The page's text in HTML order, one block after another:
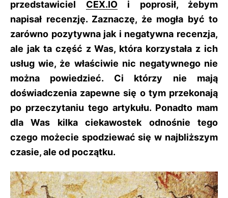
przedstawiciel CEX.IOi poprosił, żebym
napisał recenzję. Zaznaczę, że mogła być to
zarówno pozytywna jak i negatywna recenzja,
ale jak ta część z Was, która korzystała z ich
usług wie, że właściwie nic negatywnego nie
można powiedzieć. Ci którzy nie mają
doświadczenia zapewne się o tym przekonają
po przeczytaniu tego artykułu. Ponadto mam
dla Was kilka ciekawostek odnośnie tego
czego możecie spodziewać się w najbliższym
czasie, ale od początku.